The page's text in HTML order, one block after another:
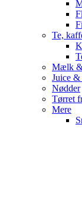
Te,
Mælk
Juice &
Nødder
Tørret
Mere